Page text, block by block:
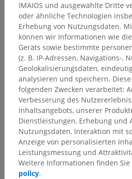
Anatomie des Menschen
Übersetzungen
Sie haben einen Fehler
Sie können gerne eine
inhaltliche Verbesserung
Ein Problem
IMAIOS und ausgewählte Dritte
oder ähnliche Technologien
Erhebung von Nutzungsdaten.
können wir Informationen wie
Geräts sowie bestimmte
(z. B. IP-Adressen, Navigations-,
Geolokalisierungsdaten,
analysieren und speichern.
folgenden Zwecken verarbeitet:
Verbesserung des
Inhaltsangebots, unserer
Dienstleistungen, Erhebung und
Nutzungsdaten, Interaktion mit
Anzeige von personalisierten
Leistungsmessung und
Weitere Informationen finden
policy.